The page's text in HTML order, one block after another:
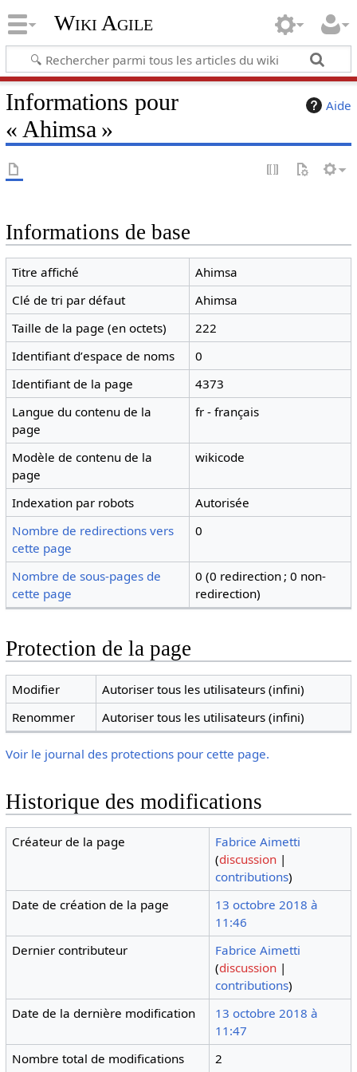
Wiki Agile
Aide
Informations pour
« Ahimsa »
Informations de base
Titre affiché
Ahimsa
Clé de tri par défaut
Ahimsa
Taille de la page (en octets)
222
Identifiant dʼespace de noms
0
Identifiant de la page
4373
Langue du contenu de la
page
fr - français
Modèle de contenu de la
page
wikicode
Indexation par robots
Autorisée
Nombre de redirections vers
cette page
0
Nombre de sous-pages de
cette page
0 (0 redirection ; 0 non-
redirection)
Protection de la page
Modifier
Autoriser tous les utilisateurs (infini)
Renommer
Autoriser tous les utilisateurs (infini)
Voir le journal des protections pour cette page.
Historique des modifications
Créateur de la page
Fabrice Aimetti
(discussion |
contributions)
Date de création de la page
13 octobre 2018 à
11:46
Dernier contributeur
Fabrice Aimetti
(discussion |
contributions)
Date de la dernière modification
13 octobre 2018 à
11:47
Nombre total de modifications
2